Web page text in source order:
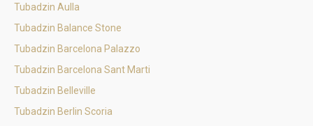
Tubadzin Aulla
Tubadzin Balance Stone
Tubadzin Barcelona Palazzo
Tubadzin Barcelona Sant Marti
Tubadzin Belleville
Tubadzin Berlin Scoria